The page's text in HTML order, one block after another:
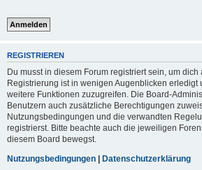
REGISTRIEREN
Du musst in diesem Forum registriert sein, um
Registrierung ist in wenigen Augenblicken erledigt
weitere Funktionen zuzugreifen. Die Board-
Benutzern auch zusätzliche Berechtigungen
Nutzungsbedingungen und die verwandten
registrierst. Bitte beachte auch die jeweiligen
diesem Board bewegst.
Nutzungsbedingungen | Datenschutzerklärung